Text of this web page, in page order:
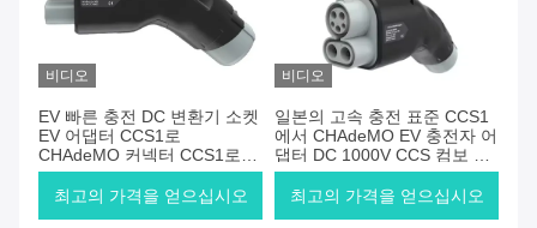
비디오
EV 빠른 충전 DC 변환기 소켓
EV 어댑터 CCS1로
CHAdeMO 커넥터 CCS1로
CHAdeMO로 CHAdeMO 플러
그 자동차
최고의 가격을 얻으십시오
비디오
일본의 고속 충전 표준 CCS1
에서 CHAdeMO EV 충전자 어
댑터 DC 1000V CCS 컴보 1
스테이션 전기 자동차 커넥터
충전
최고의 가격을 얻으십시오